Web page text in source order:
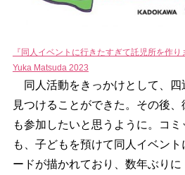
『同人イベントに行きたすぎて託児所を作
Yuka Matsuda 2023
同人活動をきっかけとして、四
見つけることができた。その後
も参加したいと思うように。コ
も、子どもを預けて同人イベン
ードが描かれており、数年ぶりに